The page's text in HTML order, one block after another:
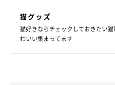
猫グッズ
猫好きならチェックしておきたい
わいい集まってます